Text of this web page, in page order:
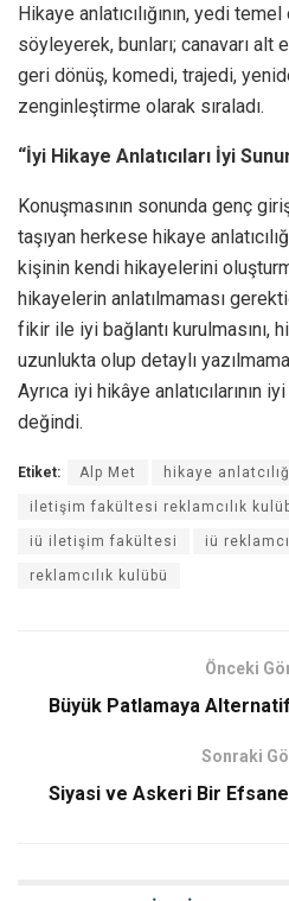
Hikaye anlatıcılığının, yedi
söyleyerek, bunları; canavarı alt
geri dönüş, komedi, trajedi,
zenginleştirme olarak sıraladı.
“İyi Hikaye Anlatıcıları İyi
Konuşmasının sonunda genç
taşıyan herkese hikaye
kişinin kendi hikayelerini
hikayelerin anlatılmaması
fikir ile iyi bağlantı kurulmasını,
uzunlukta olup detaylı
Ayrıca iyi hikâye anlatıcılarının
değindi.
Etiket: Alp Met hikaye
iletişim fakültesi reklamcılık
iü iletişim fakültesi iü
reklamcılık kulübü
Önceki
Büyük Patlamaya
Sonraki
Siyasi ve Askeri Bir